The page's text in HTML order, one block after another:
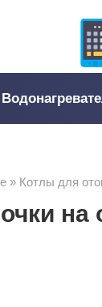
» Котлы для
на